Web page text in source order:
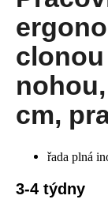
z
hvězdiček.
cm,
řada plná
3-4 týdny
a
j
í
t
?